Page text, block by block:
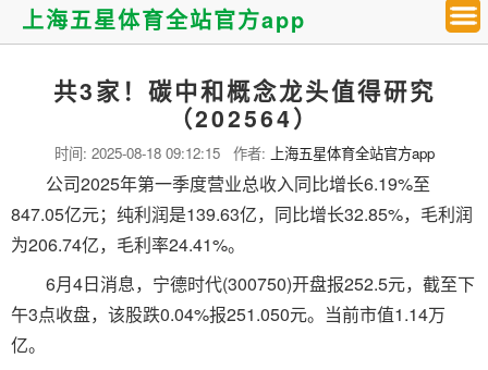
上海五星体育全站官方app
共3家！碳中和概念龙头值得研究
（202564）
时间: 2025-08-18 09:12:15作者: 上海五星体育全站官方app
公司2025年第一季度营业总收入同比增长6.19%至
847.05亿元；纯利润是139.63亿，同比增长32.85%，毛利润
为206.74亿，毛利率24.41%。
6月4日消息，宁德时代(300750)开盘报252.5元，截至下
午3点收盘，该股跌0.04%报251.050元。当前市值1.14万
亿。